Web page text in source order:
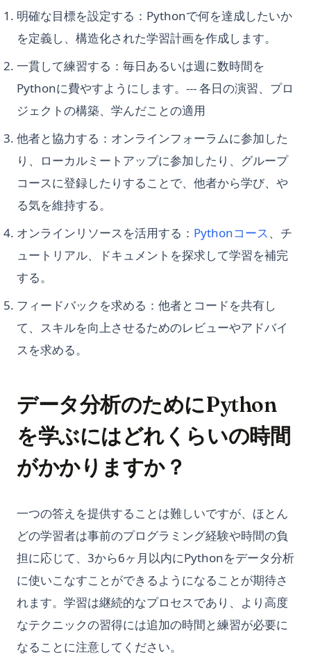
明確な目標を設定する：Pythonで何を達成したいか
を定義し、構造化された学習計画を作成します。
一貫して練習する：毎日あるいは週に数時間を
Pythonに費やすようにします。--- 各日の演習、プロ
ジェクトの構築、学んだことの適用
他者と協力する：オンラインフォーラムに参加した
り、ローカルミートアップに参加したり、グループ
コースに登録したりすることで、他者から学び、や
る気を維持する。
オンラインリソースを活用する： Pythonコース、チ
ュートリアル、ドキュメントを探求して学習を補完
する。
フィードバックを求める：他者とコードを共有し
て、スキルを向上させるためのレビューやアドバイ
スを求める。
データ分析のためにPython
を学ぶにはどれくらいの時間
がかかりますか？
一つの答えを提供することは難しいですが、ほとん
どの学習者は事前のプログラミング経験や時間の負
担に応じて、3から6ヶ月以内にPythonをデータ分析
に使いこなすことができるようになることが期待さ
れます。学習は継続的なプロセスであり、より高度
なテクニックの習得には追加の時間と練習が必要に
なることに注意してください。